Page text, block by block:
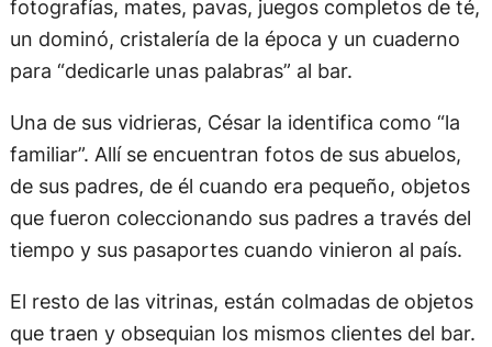
fotografías, mates, pavas, juegos completos de té,
un dominó, cristalería de la época y un cuaderno
para “dedicarle unas palabras” al bar.
Una de sus vidrieras, César la identifica como “la
familiar”. Allí se encuentran fotos de sus abuelos,
de sus padres, de él cuando era pequeño, objetos
que fueron coleccionando sus padres a través del
tiempo y sus pasaportes cuando vinieron al país.
El resto de las vitrinas, están colmadas de objetos
que traen y obsequian los mismos clientes del bar.